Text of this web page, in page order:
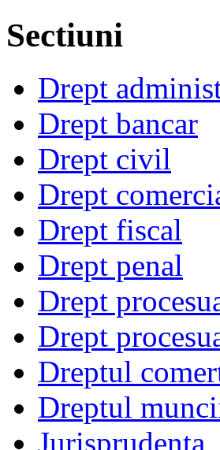
Sectiuni
Drept
Drept bancar
Drept civil
Drept
Drept fiscal
Drept penal
Drept
Drept
Dreptul
Dreptul
Jurisprudenta